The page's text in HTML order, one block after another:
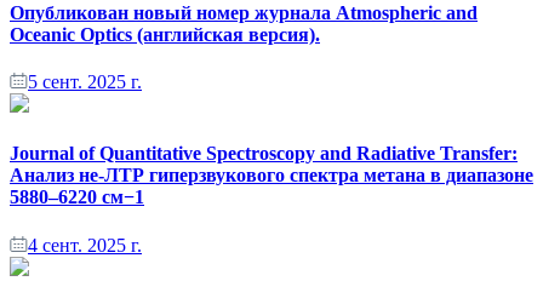
Опубликован новый номер журнала Atmospheric and
Oceanic Optics (английская версия).
5 сент. 2025 г.
Journal of Quantitative Spectroscopy and Radiative Transfer:
Анализ не-ЛТР гиперзвукового спектра метана в диапазоне
5880–6220 см−1
4 сент. 2025 г.